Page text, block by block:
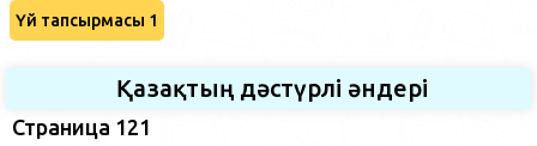
Үй тапсырмасы 1
Қазақтың дәстүрлі әндері
Страница 121